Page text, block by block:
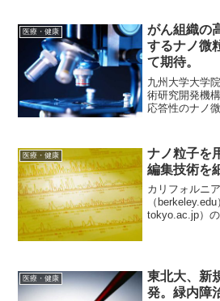
医療・健康
がん組織の
するナノ微
て期待。
九州大学大学
術研究開発機
応答性のナノ
業での成果。
し、ナノ微粒
医療・健康
ナノ粒子を
編集技術を
カリフォルニ
（
tokyo.ac.jp）
医療・健康
東北大、新
発。緑内障